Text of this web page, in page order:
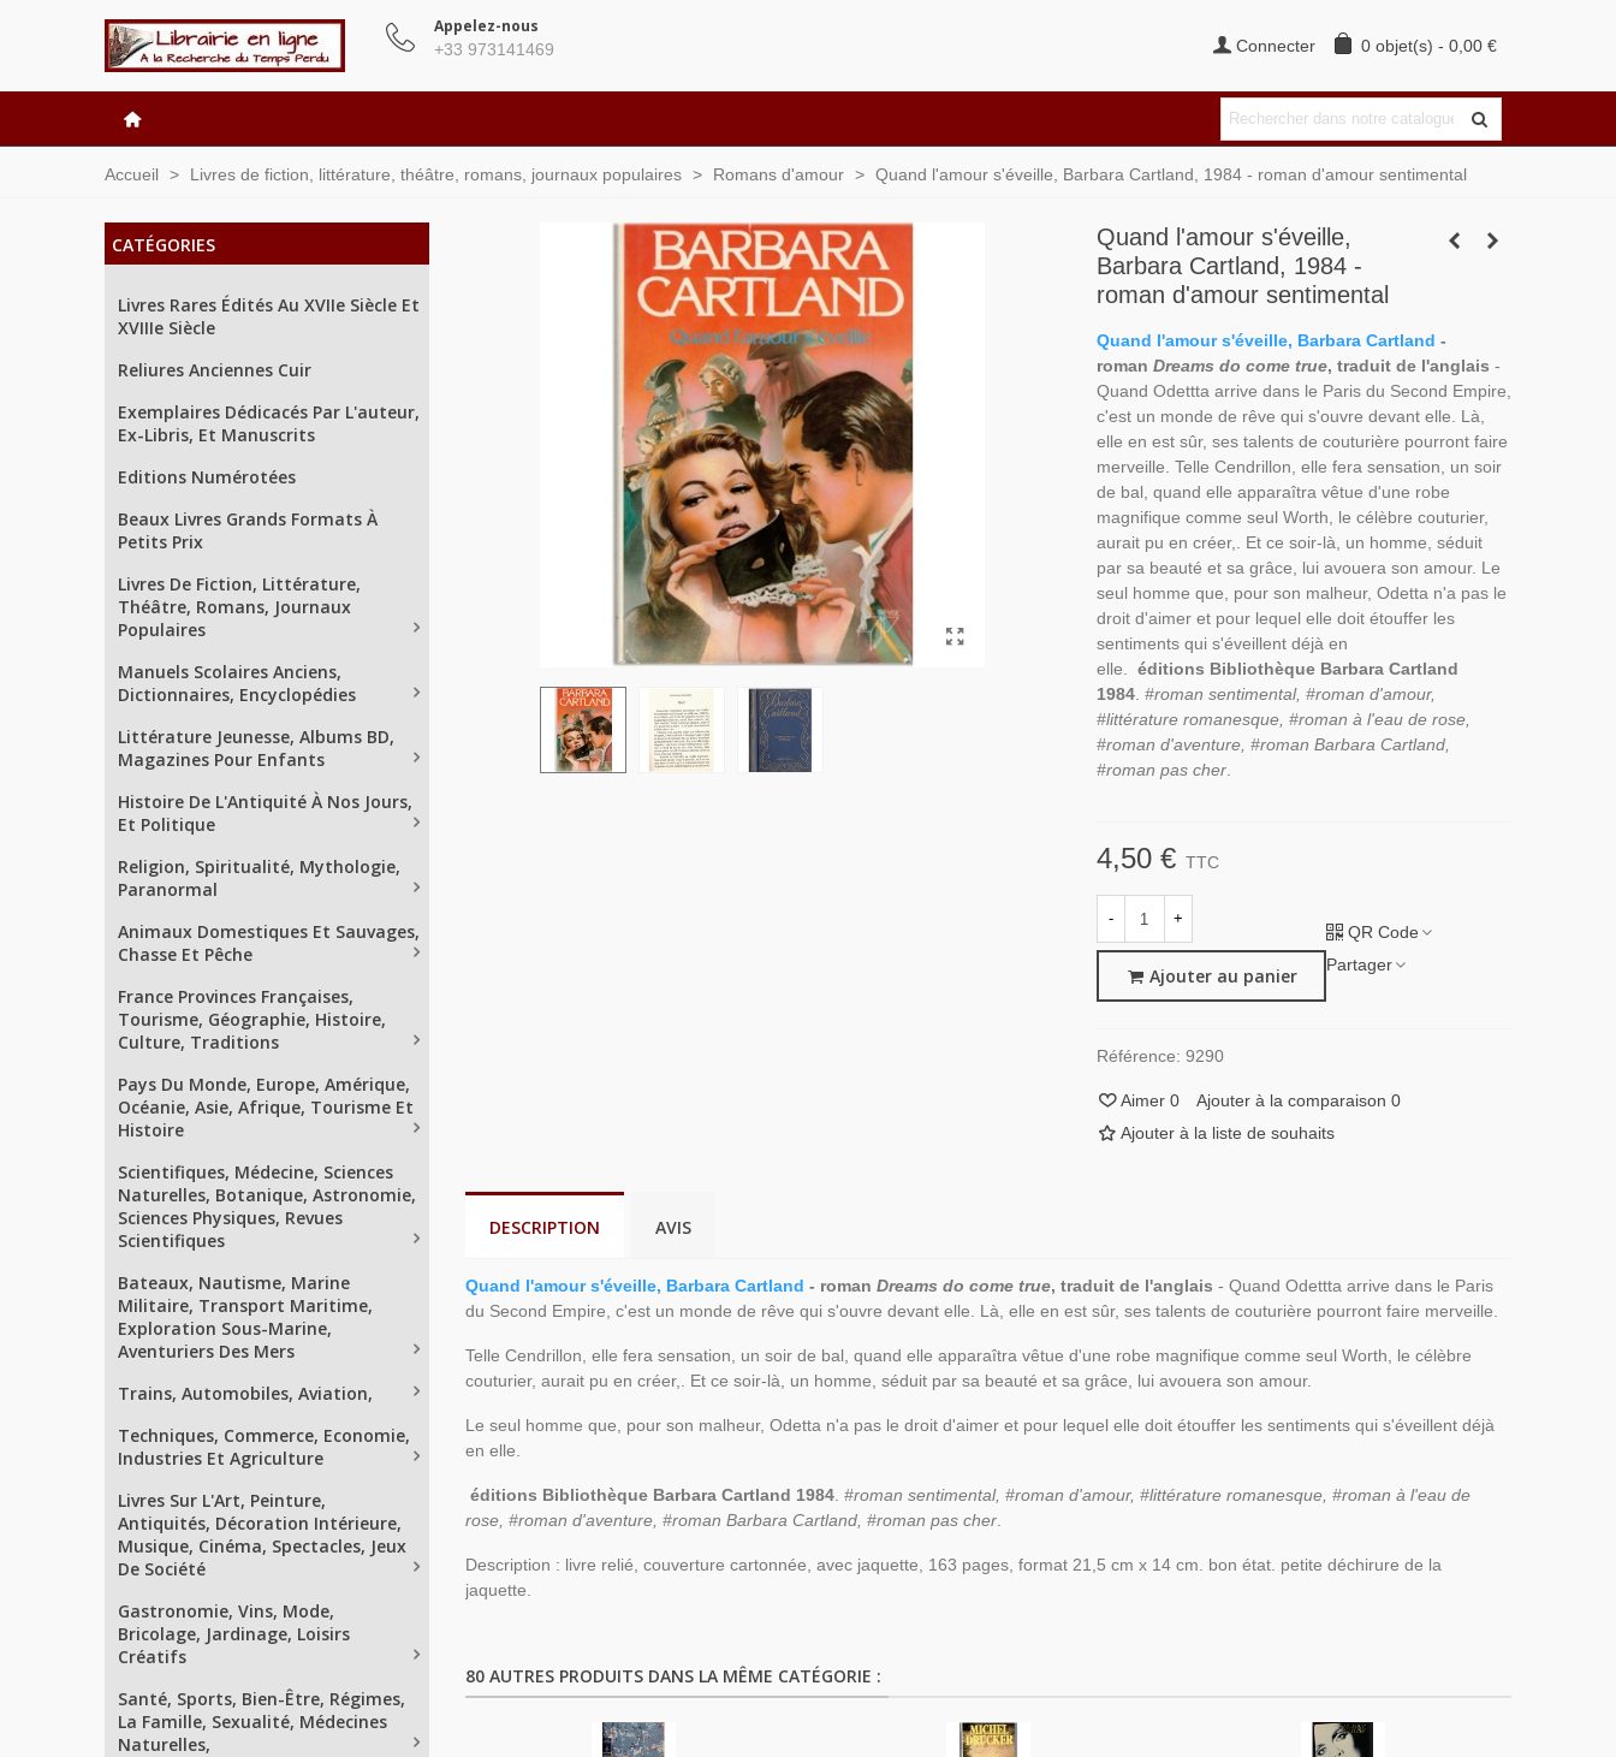
Appelez-nous
+33 973141469 Connecter 0 objet(s) - 0,00 €
Accueil > Livres de fiction, littérature, théâtre, romans, journaux populaires > Romans d'amour > Quand l'amour s'éveille, Barbara Cartland, 1984 - roman d'amour sentimental
CATÉGORIES
Livres Rares Édités Au XVIIe Siècle Et
XVIIIe Siècle
Reliures Anciennes Cuir
Exemplaires Dédicacés Par L'auteur,
Ex-Libris, Et Manuscrits
Editions Numérotées
Beaux Livres Grands Formats À
Petits Prix
Livres De Fiction, Littérature,
Théâtre, Romans, Journaux
Populaires
Manuels Scolaires Anciens,
Dictionnaires, Encyclopédies
Littérature Jeunesse, Albums BD,
Magazines Pour Enfants
Histoire De L'Antiquité À Nos Jours,
Et Politique
Religion, Spiritualité, Mythologie,
Paranormal
Animaux Domestiques Et Sauvages,
Chasse Et Pêche
France Provinces Françaises,
Tourisme, Géographie, Histoire,
Culture, Traditions
Pays Du Monde, Europe, Amérique,
Océanie, Asie, Afrique, Tourisme Et
Histoire
Scientifiques, Médecine, Sciences
Naturelles, Botanique, Astronomie,
Sciences Physiques, Revues
Scientifiques
Bateaux, Nautisme, Marine
Militaire, Transport Maritime,
Exploration Sous-Marine,
Aventuriers Des Mers
Trains, Automobiles, Aviation,
Techniques, Commerce, Economie,
Industries Et Agriculture
Livres Sur L'Art, Peinture,
Antiquités, Décoration Intérieure,
Musique, Cinéma, Spectacles, Jeux
De Société
Gastronomie, Vins, Mode,
Bricolage, Jardinage, Loisirs
Créatifs
Santé, Sports, Bien-Être, Régimes,
La Famille, Sexualité, Médecines
Naturelles,
Quand l'amour s'éveille,
Barbara Cartland, 1984 -
roman d'amour sentimental
Quand l'amour s'éveille, Barbara Cartland -
roman Dreams do come true, traduit de l'anglais -
Quand Odettta arrive dans le Paris du Second Empire,
c'est un monde de rêve qui s'ouvre devant elle. Là,
elle en est sûr, ses talents de couturière pourront faire
merveille. Telle Cendrillon, elle fera sensation, un soir
de bal, quand elle apparaîtra vêtue d'une robe
magnifique comme seul Worth, le célèbre couturier,
aurait pu en créer,. Et ce soir-là, un homme, séduit
par sa beauté et sa grâce, lui avouera son amour. Le
seul homme que, pour son malheur, Odetta n'a pas le
droit d'aimer et pour lequel elle doit étouffer les
sentiments qui s'éveillent déjà en
elle. éditions Bibliothèque Barbara Cartland
1984. #roman sentimental, #roman d'amour,
#littérature romanesque, #roman à l'eau de rose,
#roman d'aventure, #roman Barbara Cartland,
#roman pas cher.
4,50 € TTC
- +
Ajouter au panier
QR Code
Partager
Référence: 9290
Aimer 0 Ajouter à la comparaison 0
Ajouter à la liste de souhaits
DESCRIPTION AVIS
Quand l'amour s'éveille, Barbara Cartland - roman Dreams do come true, traduit de l'anglais - Quand Odettta arrive dans le Paris
du Second Empire, c'est un monde de rêve qui s'ouvre devant elle. Là, elle en est sûr, ses talents de couturière pourront faire merveille.
Telle Cendrillon, elle fera sensation, un soir de bal, quand elle apparaîtra vêtue d'une robe magnifique comme seul Worth, le célèbre
couturier, aurait pu en créer,. Et ce soir-là, un homme, séduit par sa beauté et sa grâce, lui avouera son amour.
Le seul homme que, pour son malheur, Odetta n'a pas le droit d'aimer et pour lequel elle doit étouffer les sentiments qui s'éveillent déjà
en elle.
éditions Bibliothèque Barbara Cartland 1984. #roman sentimental, #roman d'amour, #littérature romanesque, #roman à l'eau de
rose, #roman d'aventure, #roman Barbara Cartland, #roman pas cher.
Description : livre relié, couverture cartonnée, avec jaquette, 163 pages, format 21,5 cm x 14 cm. bon état. petite déchirure de la
jaquette.
80 AUTRES PRODUITS DANS LA MÊME CATÉGORIE :